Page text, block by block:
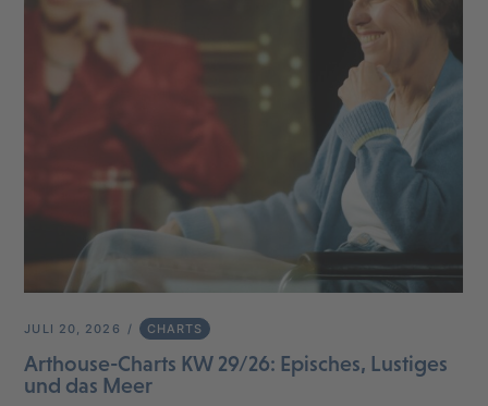
JULI 20, 2026 CHARTS
Arthouse-Charts KW 29/26: Episches, Lustiges
und das Meer